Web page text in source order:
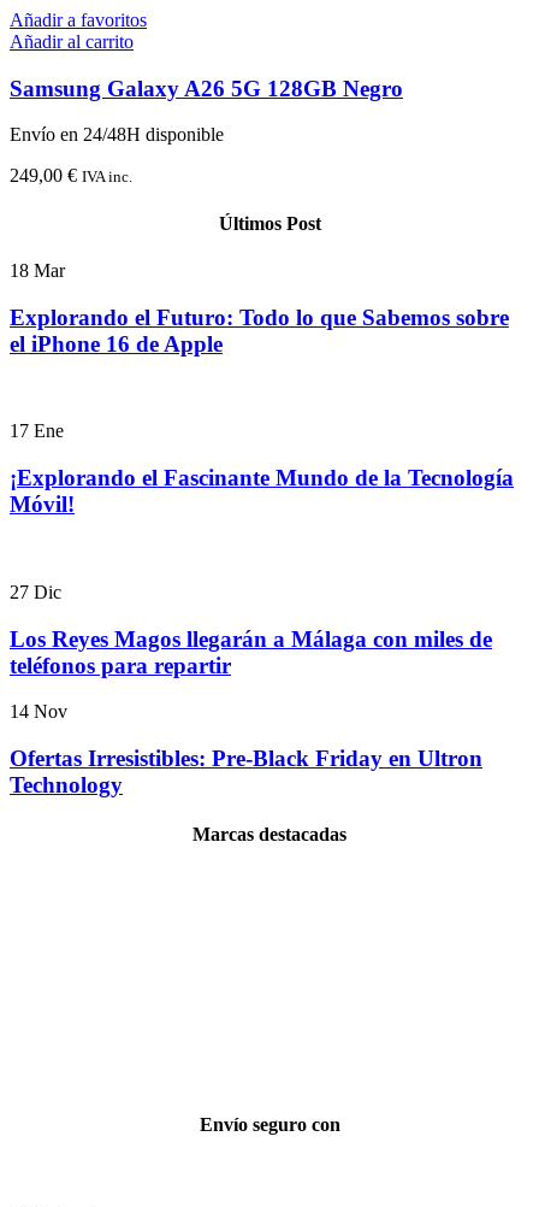
Añadir a favoritos
Añadir al carrito
Samsung Galaxy A26 5G 128GB Negro
Envío en 24/48H disponible
249,00 € IVA inc.
Últimos Post
18 Mar
Explorando el Futuro: Todo lo que Sabemos sobre
el iPhone 16 de Apple
17 Ene
¡Explorando el Fascinante Mundo de la Tecnología
Móvil!
27 Dic
Los Reyes Magos llegarán a Málaga con miles de
teléfonos para repartir
14 Nov
Ofertas Irresistibles: Pre-Black Friday en Ultron
Technology
Marcas destacadas
Envío seguro con